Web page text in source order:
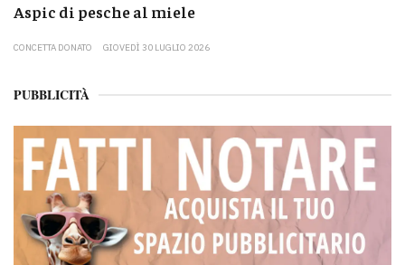
Aspic di pesche al miele
CONCETTA DONATO GIOVEDÌ 30 LUGLIO 2026
PUBBLICITÀ